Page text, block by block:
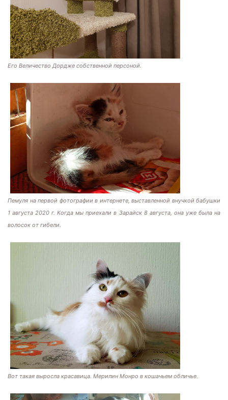
Его Величество Дордже собственной персоной.
Пемуля на первой фотографии в интернете, выставленной внучкой бабушки
1 августа 2020 г. Когда мы приехали в Зарайск 8 августа, она уже была на
волосок от гибели.
Вот такая выросла красавица. Мерилин Монро в кошачьем обличье.